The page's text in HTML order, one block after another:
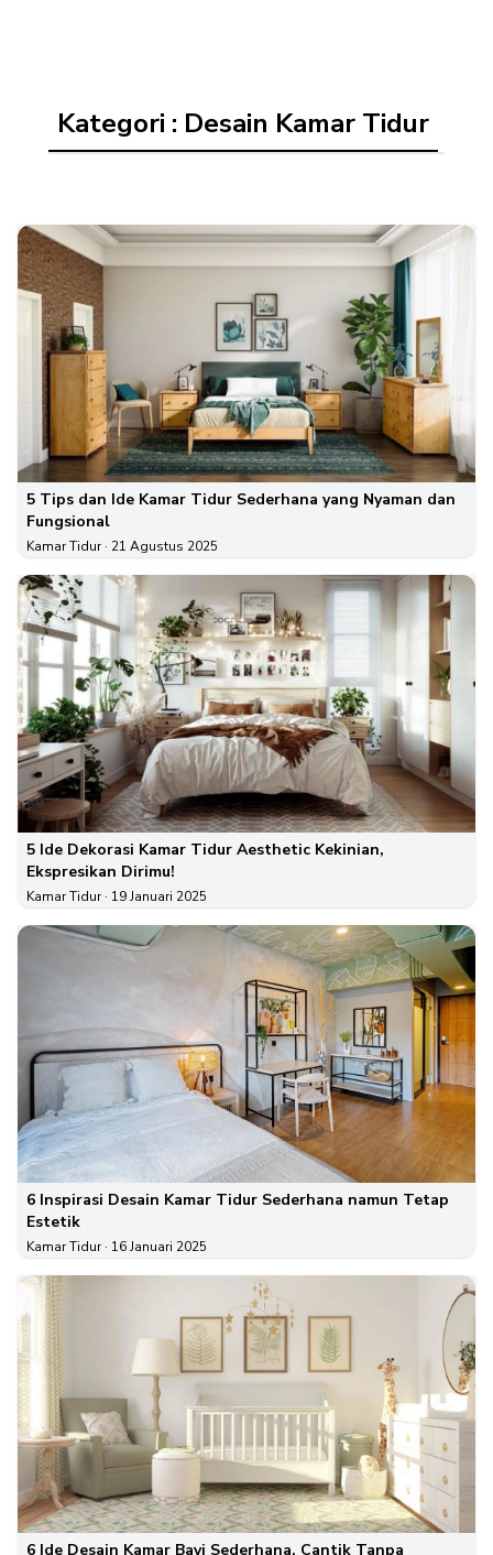
Kategori : Desain Kamar Tidur
5 Tips dan Ide Kamar Tidur Sederhana yang Nyaman dan
Fungsional
Kamar Tidur· 21 Agustus 2025
5 Ide Dekorasi Kamar Tidur Aesthetic Kekinian,
Ekspresikan Dirimu!
Kamar Tidur· 19 Januari 2025
6 Inspirasi Desain Kamar Tidur Sederhana namun Tetap
Estetik
Kamar Tidur· 16 Januari 2025
6 Ide Desain Kamar Bayi Sederhana, Cantik Tanpa